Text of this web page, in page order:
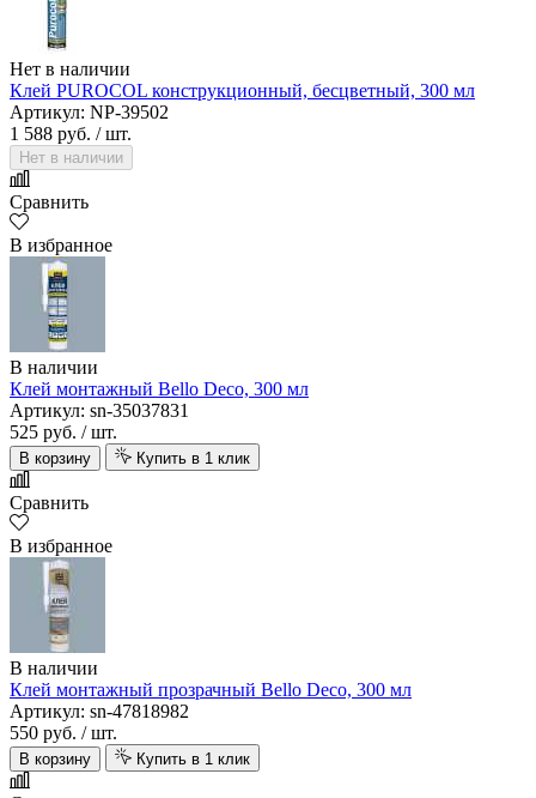
Нет в наличии
Клей PUROCOL конструкционный, бесцветный, 300 мл
Артикул: NP-39502
1 588 руб. / шт.
Нет в наличии
Сравнить
В избранное
В наличии
Клей монтажный Bello Deco, 300 мл
Артикул: sn-35037831
525 руб. / шт.
В корзину Купить в 1 клик
Сравнить
В избранное
В наличии
Клей монтажный прозрачный Bello Deco, 300 мл
Артикул: sn-47818982
550 руб. / шт.
В корзину Купить в 1 клик